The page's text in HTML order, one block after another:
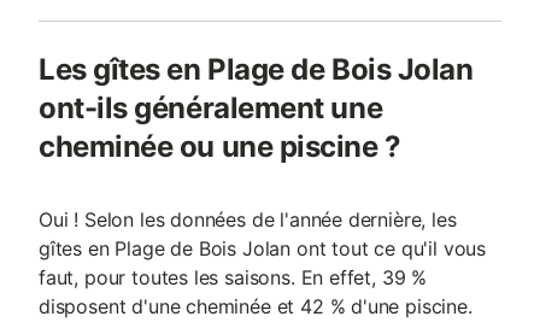
Les gîtes en Plage de Bois Jolan
ont-ils généralement une
cheminée ou une piscine ?
Oui ! Selon les données de l'année dernière, les
gîtes en Plage de Bois Jolan ont tout ce qu'il vous
faut, pour toutes les saisons. En effet, 39 %
disposent d'une cheminée et 42 % d'une piscine.